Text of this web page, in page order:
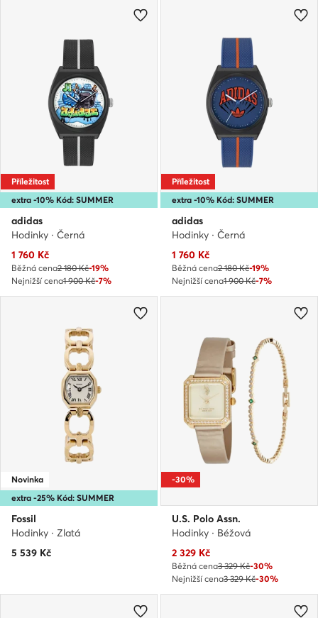
extra -10% Kód: SUMMER
Příležitost
adidas
Hodinky · Černá
Aktuální cena
1 760 Kč
Běžná cena2 180 Kč-19%
Nejnižší cena1 900 Kč-7%
extra -10% Kód: SUMMER
Příležitost
adidas
Hodinky · Černá
Aktuální cena
1 760 Kč
Běžná cena2 180 Kč-19%
Nejnižší cena1 900 Kč-7%
extra -25% Kód: SUMMER
Novinka
Fossil
Hodinky · Zlatá
5 539 Kč
-30%
U.S. Polo Assn.
Hodinky · Béžová
Aktuální cena
2 329 Kč
Běžná cena3 329 Kč-30%
Nejnižší cena3 329 Kč-30%